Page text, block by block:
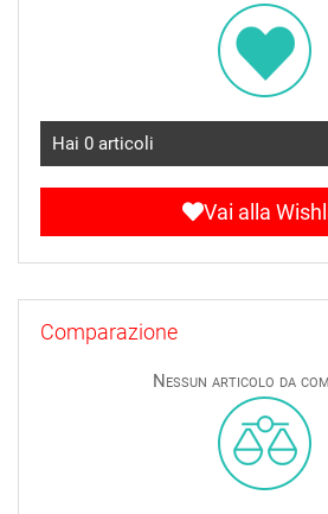
Hai 0 articoli
Vai alla
Comparazione
Nessun articolo da